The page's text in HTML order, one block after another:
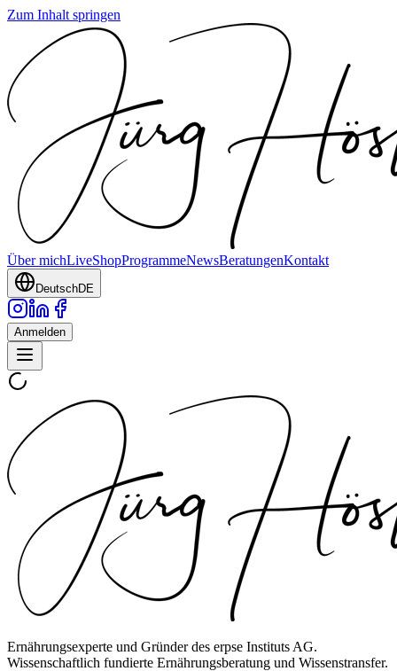
Zum Inhalt springen
Über michLiveShopProgrammeNewsBeratungenKontakt
DeutschDE
Anmelden
Ernährungsexperte und Gründer des erpse Instituts AG.
Wissenschaftlich fundierte Ernährungsberatung und Wissenstransfer.